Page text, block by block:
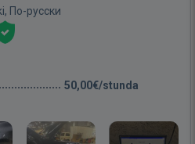
По-русски
50,00€/stunda